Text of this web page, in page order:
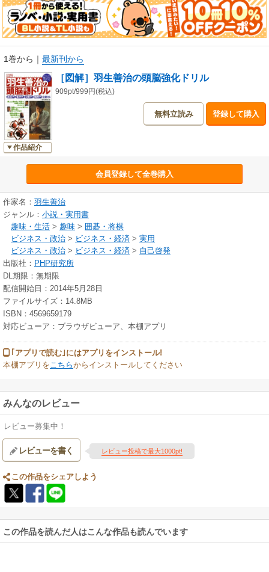
の流れとリズムを知る 選択肢が増えると決断の比重は高くなる 迷った
らゴールを強引に設定する等々。また、頭脳を刺激する詰め将棋の問題も
含まれている。図解で著者の思考の流れもわかり、ビジネスに人生に役立
1巻から ｜ 最新刊から
作品紹介
［図解］羽生善治の頭脳強化ドリル
909pt/999円(税込)
無料立読み 登録して購入
会員登録して全巻購入
作家名： 羽生善治
ジャンル： 小説・実用書
趣味・生活 > 趣味 > 囲碁・将棋
ビジネス・政治 > ビジネス・経済 > 実用
ビジネス・政治 > ビジネス・経済 > 自己啓発
出版社： PHP研究所
DL期限：無期限
配信開始日：2014年5月28日
ファイルサイズ：14.8MB
ISBN：4569659179
対応ビューア：ブラウザビューア、本棚アプリ
｢アプリで読む｣にはアプリをインストール!
本棚アプリを こちらからインストールしてください
みんなのレビュー
レビュー募集中！
レビューを書く レビュー投稿で最大1000pt!
この作品をシェアしよう
この作品を読んだ人はこんな作品も読んでいます